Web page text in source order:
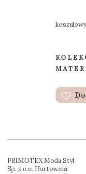
koszulowy
PRIMOTEX Moda Styl
Sp. z o.o. Hurtownia